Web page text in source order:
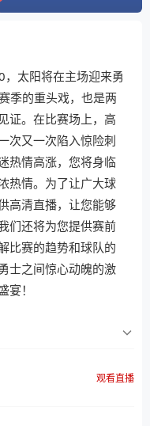
太阳将在主场迎来勇
季的重头戏，也是两
证。在比赛场上，高
次又一次陷入惊险刺
热情高涨，您将身临
热情。为了让广大球
高清直播，让您能够
们还将为您提供赛前
比赛的趋势和球队的
士之间惊心动魄的激
！
观看直播